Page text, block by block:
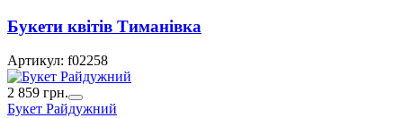
Букети квiтiв Тиманівка
Артикул: f02258
2 859 грн.
Букет Райдужний